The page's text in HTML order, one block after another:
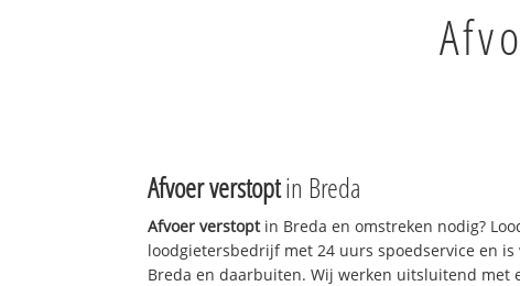
Afvoer verstoptin Breda
Afvoer verstoptin Breda en omstreken nodig?
loodgietersbedrijf met 24 uurs spoedservice en
Breda en daarbuiten. Wij werken uitsluitend met